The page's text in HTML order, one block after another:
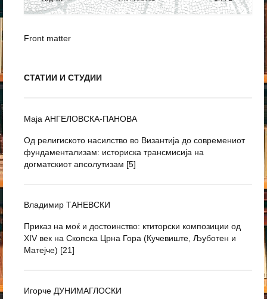
Front matter
СТАТИИ И СТУДИИ
Маја АНГЕЛОВСКА-ПАНОВА
Од религиското насилство во Византија до современиот
фундаментализам: историска трансмисија на
догматскиот апсолутизам [5]
Владимир ТАНЕВСКИ
Приказ на моќ и достоинство: ктиторски композиции од
XIV век на Скопска Црна Гора (Кучевиште, Љуботен и
Матејче) [21]
Игорче ДУНИМАГЛОСКИ